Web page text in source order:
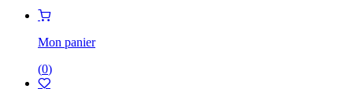
Mon panier
(0)